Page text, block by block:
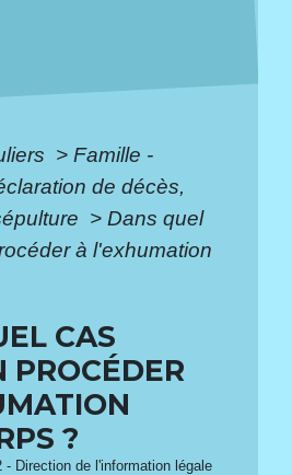
> Famille -
de décès,
> Dans quel
à l'exhumation
CAS
PROCÉDER
?
- Direction de l'information légale